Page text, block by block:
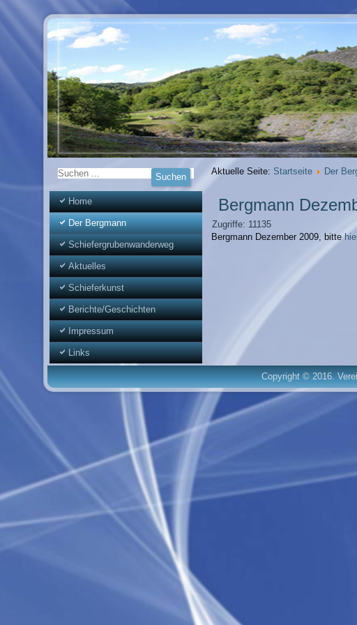
Home
Der Bergmann
Schiefergrubenwanderweg
Aktuelles
Schieferkunst
Berichte/Geschichten
Impressum
Links
Aktuelle Seite: Startseite Der
Bergmann
Zugriffe: 11135
Bergmann Dezember 2009, bitte
Copyright © 2016.